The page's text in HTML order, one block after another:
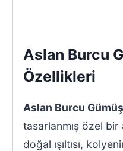
Aslan Burcu
Özellikleri
Aslan Burcu
tasarlanmış özel bir
doğal ışıltısı,